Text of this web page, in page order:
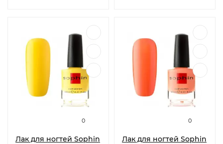
0
Лак для ногтей Sophin
0
Лак для ногтей Sophin